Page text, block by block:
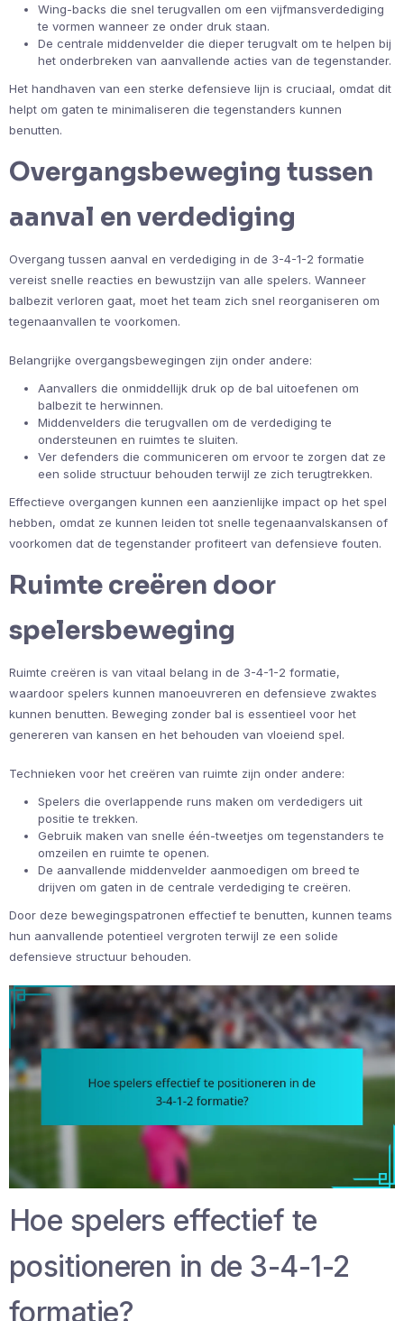
Wing-backs die snel terugvallen om een vijfmansverdediging
te vormen wanneer ze onder druk staan.
De centrale middenvelder die dieper terugvalt om te helpen bij
het onderbreken van aanvallende acties van de tegenstander.
Het handhaven van een sterke defensieve lijn is cruciaal, omdat dit
helpt om gaten te minimaliseren die tegenstanders kunnen
benutten.
Overgangsbeweging tussen
aanval en verdediging
Overgang tussen aanval en verdediging in de 3-4-1-2 formatie
vereist snelle reacties en bewustzijn van alle spelers. Wanneer
balbezit verloren gaat, moet het team zich snel reorganiseren om
tegenaanvallen te voorkomen.
Belangrijke overgangsbewegingen zijn onder andere:
Aanvallers die onmiddellijk druk op de bal uitoefenen om
balbezit te herwinnen.
Middenvelders die terugvallen om de verdediging te
ondersteunen en ruimtes te sluiten.
Ver defenders die communiceren om ervoor te zorgen dat ze
een solide structuur behouden terwijl ze zich terugtrekken.
Effectieve overgangen kunnen een aanzienlijke impact op het spel
hebben, omdat ze kunnen leiden tot snelle tegenaanvalskansen of
voorkomen dat de tegenstander profiteert van defensieve fouten.
Ruimte creëren door
spelersbeweging
Ruimte creëren is van vitaal belang in de 3-4-1-2 formatie,
waardoor spelers kunnen manoeuvreren en defensieve zwaktes
kunnen benutten. Beweging zonder bal is essentieel voor het
genereren van kansen en het behouden van vloeiend spel.
Technieken voor het creëren van ruimte zijn onder andere:
Spelers die overlappende runs maken om verdedigers uit
positie te trekken.
Gebruik maken van snelle één-tweetjes om tegenstanders te
omzeilen en ruimte te openen.
De aanvallende middenvelder aanmoedigen om breed te
drijven om gaten in de centrale verdediging te creëren.
Door deze bewegingspatronen effectief te benutten, kunnen teams
hun aanvallende potentieel vergroten terwijl ze een solide
defensieve structuur behouden.
Hoe spelers effectief te
positioneren in de 3-4-1-2
formatie?